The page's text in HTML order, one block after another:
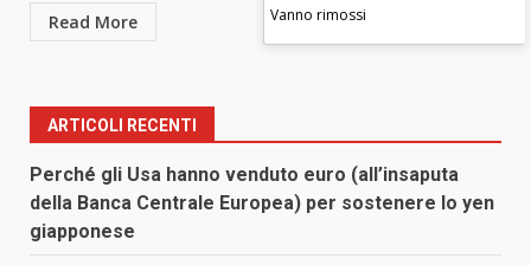
Read More
ARTICOLI RECENTI
Perché gli Usa hanno venduto euro (all’insaputa
della Banca Centrale Europea) per sostenere lo yen
giapponese
Vanno rimossi